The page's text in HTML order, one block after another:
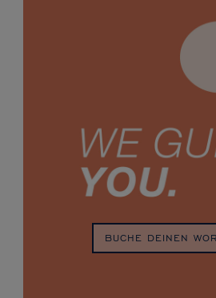
BUCHE DEINEN